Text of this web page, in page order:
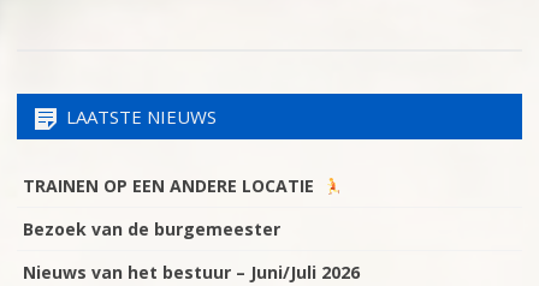
LAATSTE NIEUWS
TRAINEN OP EEN ANDERE LOCATIE
Bezoek van de burgemeester
Nieuws van het bestuur – Juni/Juli 2026